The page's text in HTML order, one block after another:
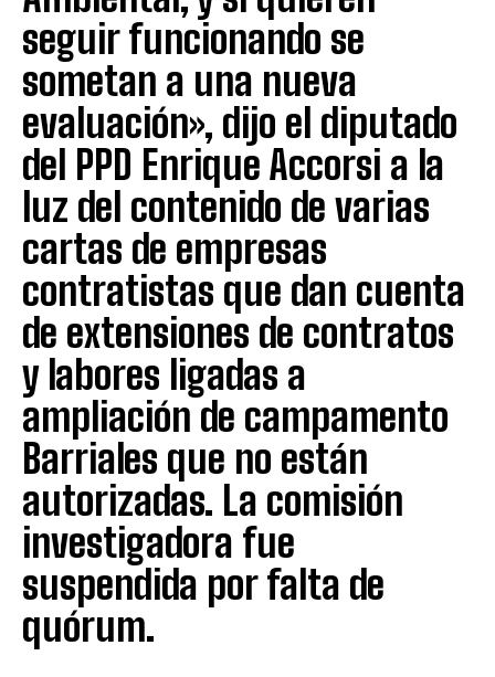
seguir funcionando se
sometan a una nueva
evaluación», dijo el diputado
del PPD Enrique Accorsi a la
luz del contenido de varias
cartas de empresas
contratistas que dan cuenta
de extensiones de contratos
y labores ligadas a
ampliación de campamento
Barriales que no están
autorizadas. La comisión
investigadora fue
suspendida por falta de
quórum.